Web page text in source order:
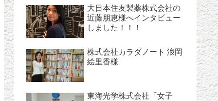
大日本住友製薬株式会社の
近藤朋恵様へインタビュー
しました！！！
株式会社カラダノート 浪岡
絵里香様
東海光学株式会社「女子